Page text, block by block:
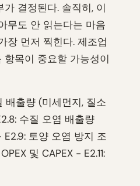
결정된다. 솔직히, 이
무도 안 읽는다는 마음
장 먼저 찍힌다. 제조업
목이 중요할 가능성이
배출량 (미세먼지, 질소
수질 오염 배출량
E2.9: 토양 오염 방지 조
및 CAPEX - E2.11: